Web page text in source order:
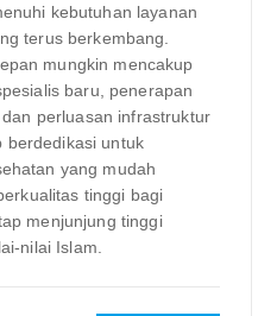
kebutuhan layanan
terus berkembang.
mungkin mencakup
baru, penerapan
perluasan infrastruktur
berdedikasi untuk
yang mudah
tinggi bagi
menjunjung tinggi
nilai Islam.